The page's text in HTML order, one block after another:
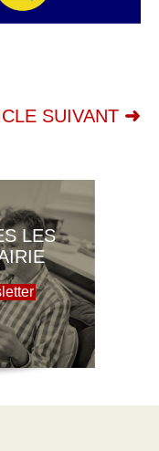
SUIVANT
LES